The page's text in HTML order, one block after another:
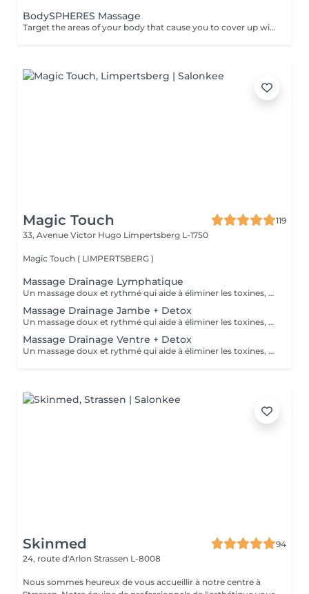
BodySPHERES Massage
Target the areas of your body that cause you to cover up with our body sculpting and contouring services.BodySPHERES Therapy fights cellulite and reshapes the body in areas where fatty deposits can be tricky to remove. Treatment areas: buttocks, thighs, abdominal, arms, legs for fluid retention.
Magic Touch
119
33, Avenue Victor Hugo Limpertsberg L-1750
Magic Touch ( LIMPERTSBERG )
Massage Drainage Lymphatique
Un massage doux et rythmé qui aide à éliminer les toxines, réduire la rétention d'eau et renforcer le système immunitaire.
Massage Drainage Jambe + Detox
Un massage doux et rythmé qui aide à éliminer les toxines, réduire la rétention d'eau et renforcer le système immunitaire.
Massage Drainage Ventre + Detox
Un massage doux et rythmé qui aide à éliminer les toxines, réduire la rétention d'eau et renforcer le système immunitaire.
Skinmed
94
24, route d'Arlon Strassen L-8008
Nous sommes heureux de vous accueillir à notre centre à